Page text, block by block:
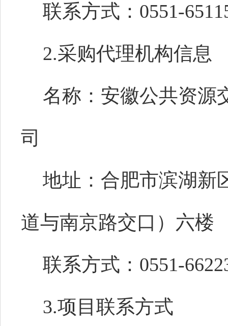
联系方式：0551-
2.采购代理机构信息
名称：安徽公共资源
司
地址：合肥市滨湖新
道与南京路交口）六楼
联系方式：0551-
3.项目联系方式